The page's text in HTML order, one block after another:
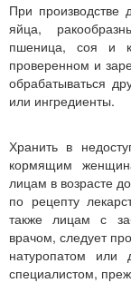
При производстве
яйца,
пшеница, соя и
проверенном и
обрабатываться
или ингредиенты.
Хранить в
кормящим
лицам в возрасте
по рецепту
также лицам с
врачом, следует
натуропатом или
специалистом,